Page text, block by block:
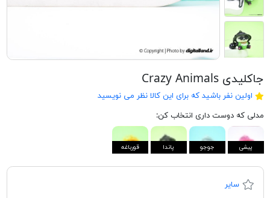
جاکلیدی Crazy Animals
اولین نفر باشید که برای این کالا نظر می نویسید
مدلی که دوست داری انتخاب کن:
پیشی جوجو پاندا قورباغه
سایر